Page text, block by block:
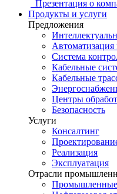
Презентация о
Продукты и услуги
Предложения
Автоматизация
Система
Кабельные
Кабельные
Центры
Безопасность
Услуги
Консалтинг
Реализация
Эксплуатация
Отрасли
Промышленные